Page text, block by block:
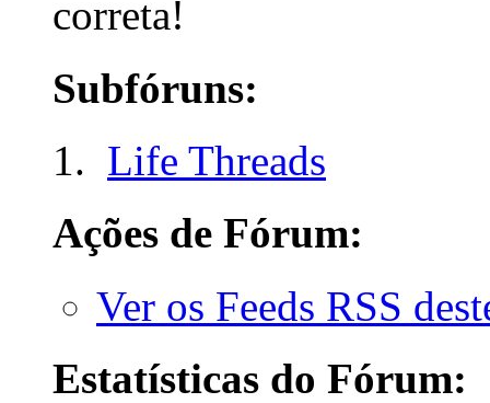
correta!
Subfóruns:
Life Threads
Ações de Fórum:
Ver os Feeds RSS
Estatísticas do Fórum: